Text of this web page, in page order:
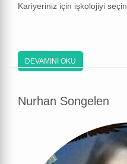
Kariyeriniz için işkolojiyi seçin
DEVAMINI OKU
Nurhan Songelen